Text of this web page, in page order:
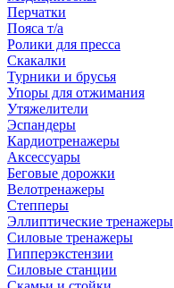
Перчатки
Пояса т/а
Ролики для пресса
Скакалки
Турники и брусья
Упоры для отжимания
Утяжелители
Эспандеры
Кардиотренажеры
Аксессуары
Беговые дорожки
Велотренажеры
Степперы
Эллиптические тренажеры
Силовые тренажеры
Гипперэкстензии
Силовые станции